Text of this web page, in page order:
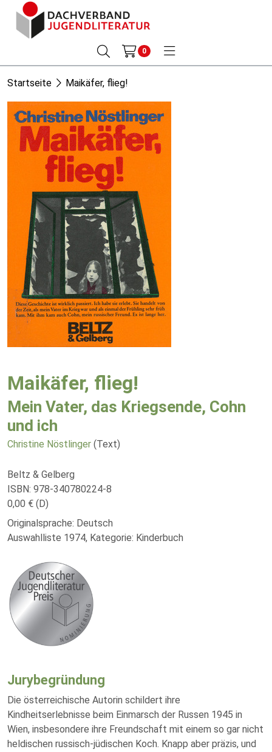
0
Startseite Maikäfer, flieg!
Maikäfer, flieg!
Mein Vater, das Kriegsende, Cohn
und ich
Christine Nöstlinger (Text)
Beltz & Gelberg
ISBN: 978-340780224-8
0,00 € (D)
Originalsprache: Deutsch
Auswahlliste 1974, Kategorie: Kinderbuch
Jurybegründung
Die österreichische Autorin schildert ihre
Kindheitserlebnisse beim Einmarsch der Russen 1945 in
Wien, insbesondere ihre Freundschaft mit einem so gar nicht
heldischen russisch-jüdischen Koch. Knapp aber präzis, und